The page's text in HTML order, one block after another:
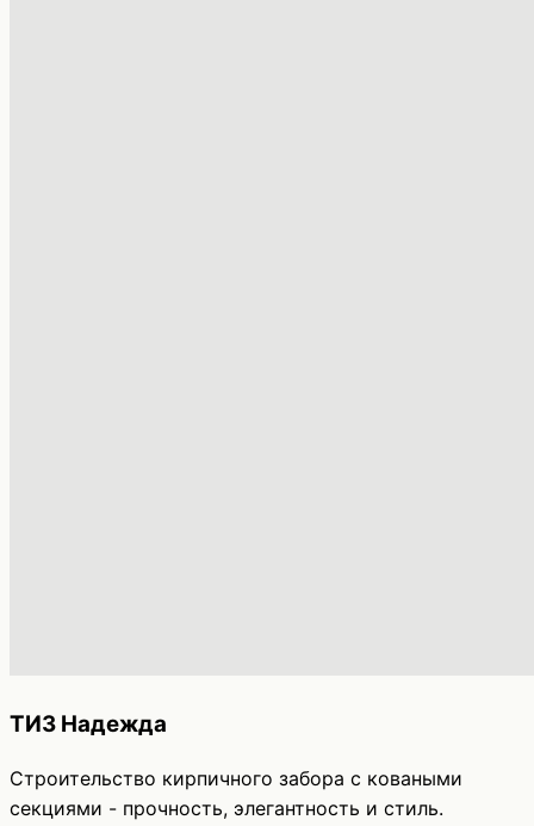
ТИЗ Надежда
Строительство кирпичного забора с коваными
секциями - прочность, элегантность и стиль.